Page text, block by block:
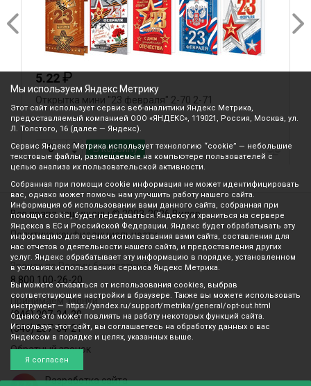
5.22₽
Открытка мини "23 февраля" 2-70 2-71
В корзину
Все права защищены © 2003-2026 Вилор
Политика конфиденциальности
Звонок по России бесплатный
8 800 100-26-20
Принимаем звонки
(846) 207-34-20
(846) 207-34-21
Обратный звонок
Разработка сайта
Мы используем Яндекс Метрику
Этот сайт использует сервис веб-аналитики Яндекс Метрика,
предоставляемый компанией ООО «ЯНДЕКС», 119021, Россия, Москва, ул.
Л. Толстого, 16 (далее — Яндекс).
Сервис Яндекс Метрика использует технологию “cookie” — небольшие
текстовые файлы, размещаемые на компьютере пользователей с
целью анализа их пользовательской активности.
Собранная при помощи cookie информация не может идентифицировать
вас, однако может помочь нам улучшить работу нашего сайта.
Информация об использовании вами данного сайта, собранная при
помощи cookie, будет передаваться Яндексу и храниться на сервере
Яндекса в ЕС и Российской Федерации. Яндекс будет обрабатывать эту
информацию для оценки использования вами сайта, составления для
нас отчетов о деятельности нашего сайта, и предоставления других
услуг. Яндекс обрабатывает эту информацию в порядке, установленном
в условиях использования сервиса Яндекс Метрика.
Вы можете отказаться от использования cookies, выбрав
соответствующие настройки в браузере. Также вы можете использовать
инструмент — https://yandex.ru/support/metrika/general/opt-out.html
Однако это может повлиять на работу некоторых функций сайта.
Используя этот сайт, вы соглашаетесь на обработку данных о вас
Яндексом в порядке и целях, указанных выше.
Я согласен